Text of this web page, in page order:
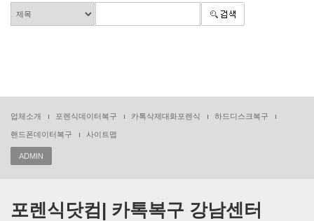
업체소개 포렌식데이터복구 카톡삭제대화포렌식 하드디스크복구
핸드폰데이터복구 사이트맵
ADMIN
포렌식닷컴| 카톡복구 강남센터